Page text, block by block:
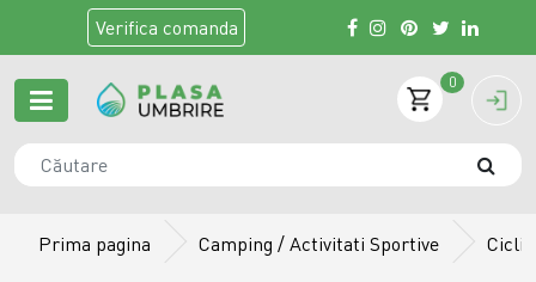
Verifica comanda
0
Prima pagina Camping / Activitati Sportive